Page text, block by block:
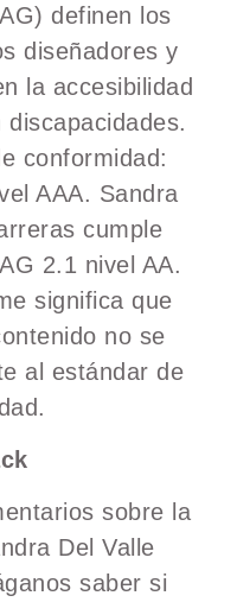
definen los
diseñadores y
la accesibilidad
conformidad:
AAA. Sandra
cumple
2.1 nivel AA.
significa que
no se
al estándar de
sobre la
Del Valle
saber si